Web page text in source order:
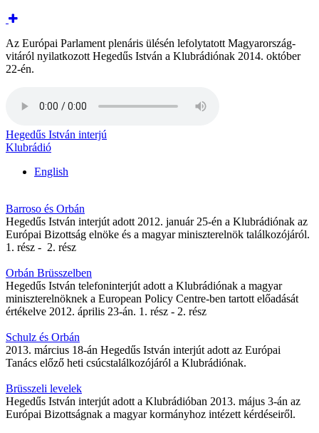
Az Európai Parlament plenáris ülésén lefolytatott Magyarország-
vitáról nyilatkozott Hegedűs István a Klubrádiónak 2014. október
22-én.
Hegedűs István interjú
Klubrádió
English
Barroso és Orbán
Hegedűs István interjút adott 2012. január 25-én a Klubrádiónak az
Európai Bizottság elnöke és a magyar miniszterelnök találkozójáról.
1. rész - 2. rész
Orbán Brüsszelben
Hegedűs István telefoninterjút adott a Klubrádiónak a magyar
miniszterelnöknek a European Policy Centre-ben tartott előadását
értékelve 2012. április 23-án. 1. rész - 2. rész
Schulz és Orbán
2013. március 18-án Hegedűs István interjút adott az Európai
Tanács előző heti csúcstalálkozójáról a Klubrádiónak.
Brüsszeli levelek
Hegedűs István interjút adott a Klubrádióban 2013. május 3-án az
Európai Bizottságnak a magyar kormányhoz intézett kérdéseiről.